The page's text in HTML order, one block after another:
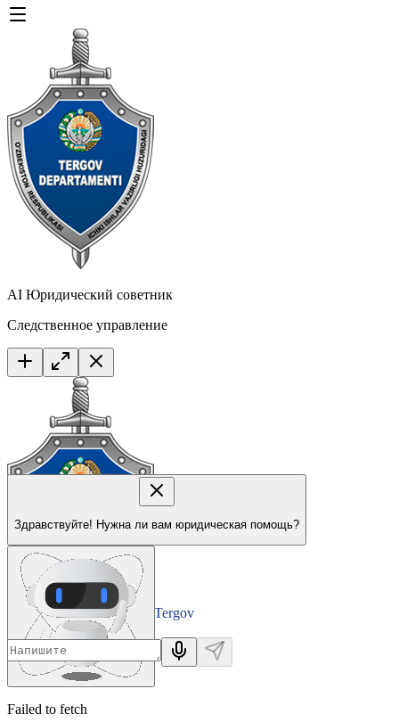
AI Юридический советник
Следственное управление
Tergov
Departamenti
Здравствуйте! Нужна ли вам юридическая помощь?
Failed to fetch